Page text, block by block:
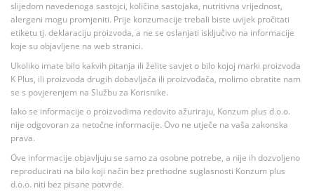
slijedom navedenoga sastojci, količina sastojaka, nutritivna vrijednost,
alergeni mogu promjeniti. Prije konzumacije trebali biste uvijek pročitati
etiketu tj. deklaraciju proizvoda, a ne se oslanjati isključivo na informacije
koje su objavljene na web stranici.
Ukoliko imate bilo kakvih pitanja ili želite savjet o bilo kojoj marki proizvoda
K Plus, ili proizvoda drugih dobavljača ili proizvođača, molimo obratite nam
se s povjerenjem na Službu za Korisnike.
Iako se informacije o proizvodima redovito ažuriraju, Konzum plus d.o.o.
nije odgovoran za netočne informacije. Ovo ne utječe na vaša zakonska
prava.
Ove informacije objavljuju se samo za osobne potrebe, a nije ih dozvoljeno
reproducirati na bilo koji način bez prethodne suglasnosti Konzum plus
d.o.o. niti bez pisane potvrde.